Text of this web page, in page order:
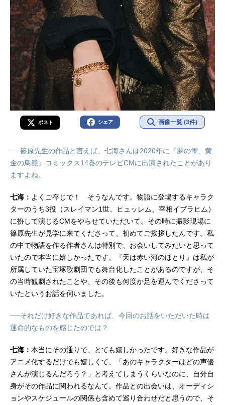
ポスト シェア 画像一覧 (3件)
──篠原先生の作品と言えば、七海さんは2020年に『夢の雫、黄
金の鳥籠』コミックス14巻のテレビCMに出演されたことがあり
ますよね。
七海： よくご存じで！ そうなんです。物語に登場するキャラク
ターのうち3役（スレイマン1世、ヒュッレム、宰相イブラヒム）
に扮して演じるCMをやらせていただいて。その時に撮影現場に
篠原先生が見学に来てくださって、初めてご挨拶したんです。私
の中で物語を作る作者さんは特別で、お会いしてみたいと思って
いたので本当に嬉しかったです。『天は赤い河のほとり』は私が
所属していた宝塚歌劇団でも舞台化したことがあるのですが、そ
の当時観劇されたことや、その後も何度か足を運んでくださって
いたというお話を伺いました。
──それだけ好きな作品であれば、今回のお話をいただいた時は
運命的なものを感じたのでは？
七海： 本当にその通りで、とても嬉しかったです。好きな作品が
アニメ化するだけでも嬉しくて、「あのキャラクターはどの声優
さんが演じるんだろう？」と考えてしまうくらいなのに、自分自
身がその作品に関われるなんて。作品との出会いは、オーディシ
ョンやスケジュールの関係も含めて巡り合わせだと思うので、そ